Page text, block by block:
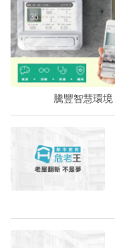
騰豐智慧環境
騰豐智慧環境
騰豐智慧環境